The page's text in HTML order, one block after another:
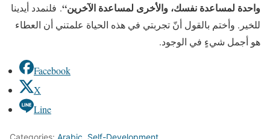
واحدة لمساعدة نفسك، والأخرى لمساعدة الآخرين“
. فلنمدد أيدينا
للخير . وأختم بالقول أنّ تجربتي في هذه الحياة علمتني أن العطاء
هو أجمل شيءٍ في الوجود.
Facebook
X
Line